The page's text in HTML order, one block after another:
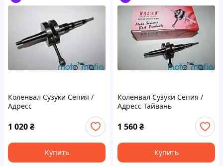
Коленвал Сузуки Сепия /
Адресс
1 020₴
Купить
Коленвал Сузуки Сепия /
Адресс Тайвань
1 560₴
Купить